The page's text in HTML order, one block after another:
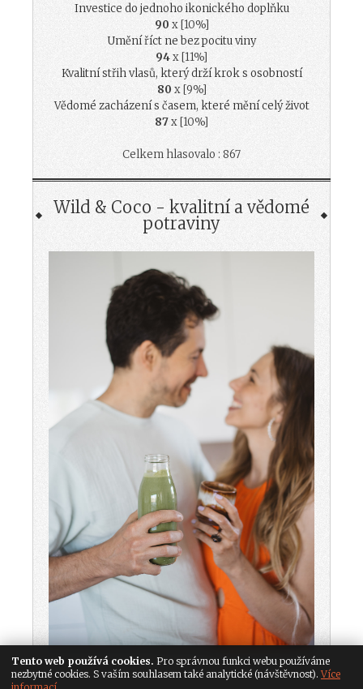
Investice do jednoho ikonického doplňku
90 x [10%]
Umění říct ne bez pocitu viny
94x [11%]
Kvalitní střih vlasů, který drží krok s osobností
80 x [9%]
Vědomé zacházení s časem, které mění celý život
87x [10%]
Celkem hlasovalo : 867
Wild & Coco - kvalitní a vědomé
potraviny
Tento web používá cookies. Pro správnou funkci webu používáme
nezbytné cookies. S vaším souhlasem také analytické (návštěvnost).Více